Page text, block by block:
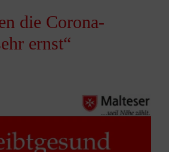
die Corona-
ernst“